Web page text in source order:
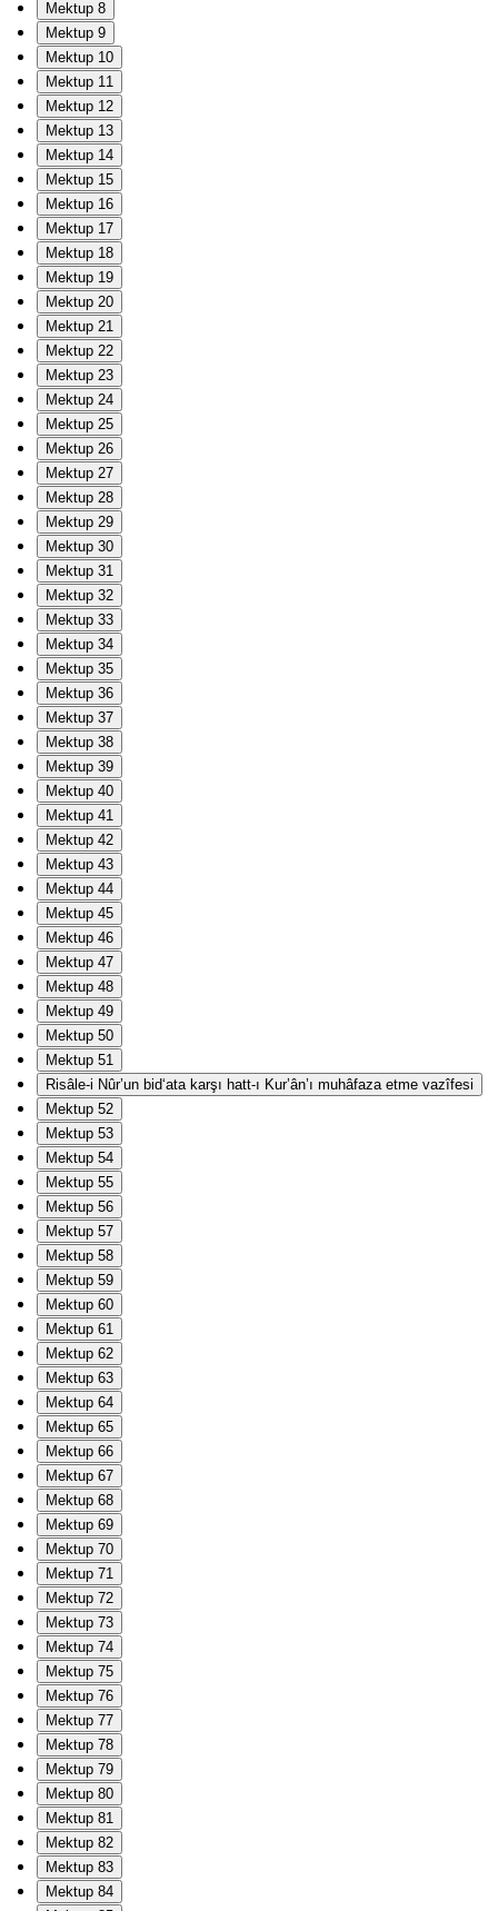
Mektup 8
Mektup 9
Mektup 10
Mektup 11
Mektup 12
Mektup 13
Mektup 14
Mektup 15
Mektup 16
Mektup 17
Mektup 18
Mektup 19
Mektup 20
Mektup 21
Mektup 22
Mektup 23
Mektup 24
Mektup 25
Mektup 26
Mektup 27
Mektup 28
Mektup 29
Mektup 30
Mektup 31
Mektup 32
Mektup 33
Mektup 34
Mektup 35
Mektup 36
Mektup 37
Mektup 38
Mektup 39
Mektup 40
Mektup 41
Mektup 42
Mektup 43
Mektup 44
Mektup 45
Mektup 46
Mektup 47
Mektup 48
Mektup 49
Mektup 50
Mektup 51
Risâle-i Nûr’un bid‘ata karşı hatt-ı Kur’ân’ı muhâfaza etme vazîfesi
Mektup 52
Mektup 53
Mektup 54
Mektup 55
Mektup 56
Mektup 57
Mektup 58
Mektup 59
Mektup 60
Mektup 61
Mektup 62
Mektup 63
Mektup 64
Mektup 65
Mektup 66
Mektup 67
Mektup 68
Mektup 69
Mektup 70
Mektup 71
Mektup 72
Mektup 73
Mektup 74
Mektup 75
Mektup 76
Mektup 77
Mektup 78
Mektup 79
Mektup 80
Mektup 81
Mektup 82
Mektup 83
Mektup 84